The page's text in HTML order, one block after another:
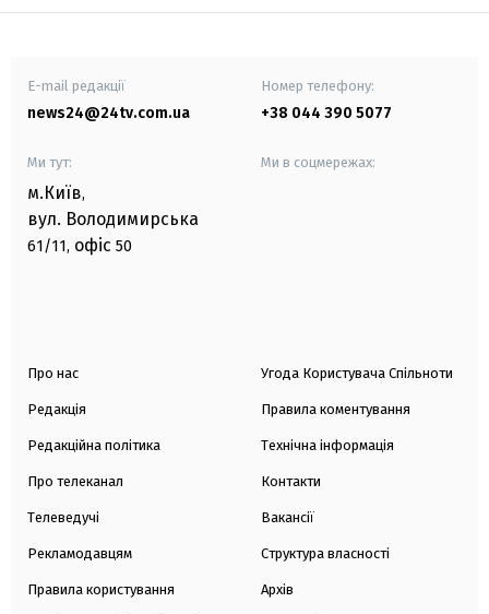
E-mail редакції
news24@24tv.com.ua
Номер телефону:
+38 044 390 5077
Ми тут:
м.Київ,
вул. Володимирська
61/11, офіс 50
Ми в соцмережах:
Про нас
Редакція
Редакційна політика
Про телеканал
Телеведучі
Рекламодавцям
Правила користування
Угода Користувача Спільноти
Правила коментування
Технічна інформація
Контакти
Вакансії
Структура власності
Архів